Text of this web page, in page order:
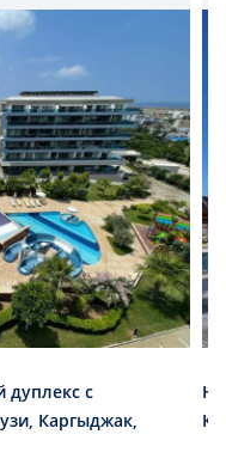
дуплекс с
Каргыджак,